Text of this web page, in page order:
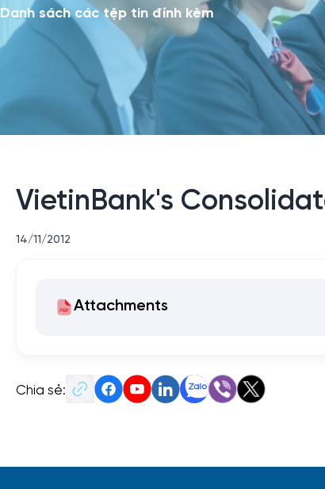
Danh sách các tệp tin đính kèm
VietinBank's
14/11/2012
Attachments
Chia sẻ: